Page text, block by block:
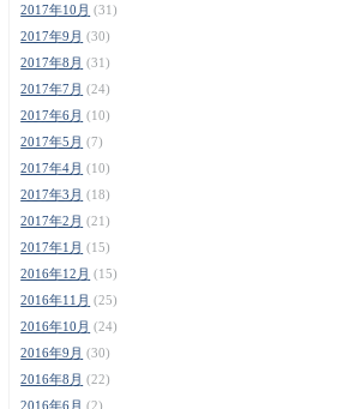
2017年10月 (31)
2017年9月 (30)
2017年8月 (31)
2017年7月 (24)
2017年6月 (10)
2017年5月 (7)
2017年4月 (10)
2017年3月 (18)
2017年2月 (21)
2017年1月 (15)
2016年12月 (15)
2016年11月 (25)
2016年10月 (24)
2016年9月 (30)
2016年8月 (22)
2016年6月 (2)